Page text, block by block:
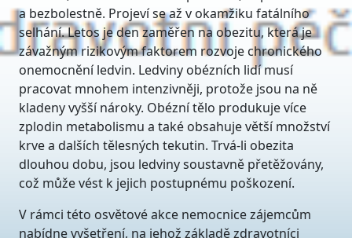
a bezbolestně. Projeví se až v okamžiku fatálního
selhání. Letos je den zaměřen na obezitu, která je
závažným rizikovým faktorem rozvoje chronického
onemocnění ledvin. Ledviny obézních lidí musí
pracovat mnohem intenzivněji, protože jsou na ně
kladeny vyšší nároky. Obézní tělo produkuje více
zplodin metabolismu a také obsahuje větší množství
krve a dalších tělesných tekutin. Trvá-li obezita
dlouhou dobu, jsou ledviny soustavně přetěžovány,
což může vést k jejich postupnému poškození.
V rámci této osvětové akce nemocnice zájemcům
nabídne vyšetření, na jehož základě zdravotníci